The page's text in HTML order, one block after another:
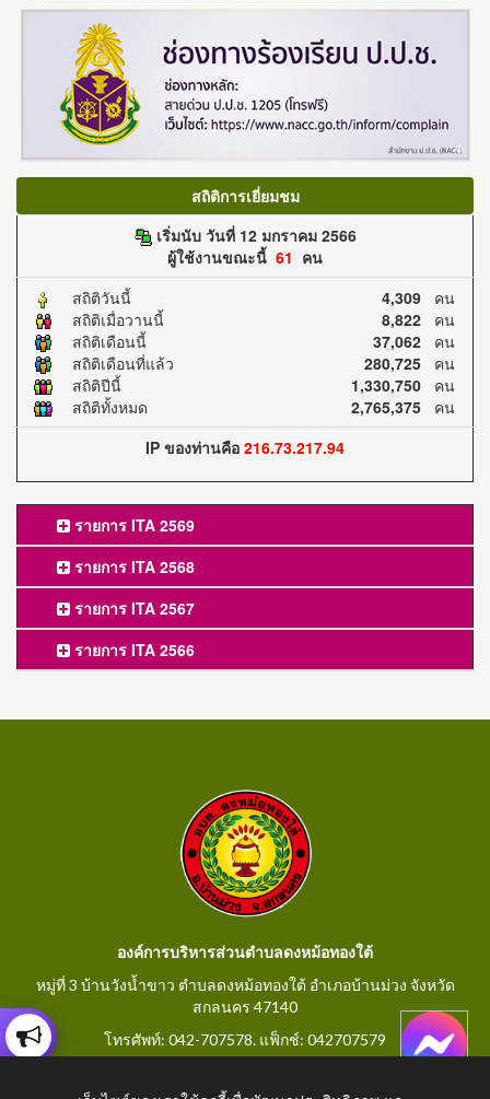
สถิติการเยี่ยมชม
เริ่มนับ วันที่ 12 มกราคม 2566
ผู้ใช้งานขณะนี้ 61 คน
สถิติวันนี้
4,309 คน
สถิติเมื่อวานนี้
8,822 คน
สถิติเดือนนี้
37,062 คน
สถิติเดือนที่แล้ว
280,725 คน
สถิติปีนี้
1,330,750 คน
สถิติทั้งหมด
2,765,375 คน
IP ของท่านคือ 216.73.217.94
รายการ ITA 2569
รายการ ITA 2568
รายการ ITA 2567
รายการ ITA 2566
องค์การบริหารส่วนตำบลดงหม้อทองใต้
หมู่ที่ 3 บ้านวังน้ำขาว ตำบลดงหม้อทองใต้ อำเภอบ้านม่วง จังหวัด
สกลนคร 47140
โทรศัพท์: 042-707578. แฟ็กช์: 042707579